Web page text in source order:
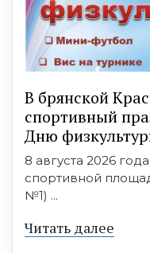
В брянской
спортивный
Дню
8 августа 2026
спортивной
№1) ...
Читать далее